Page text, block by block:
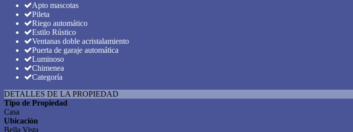
Apto mascotas
Pileta
Riego automático
Estilo Rústico
Ventanas doble acristalamiento
Puerta de garaje automática
Luminoso
Chimenea
Categoría
DETALLES DE LA PROPIEDAD
Tipo de Propiedad
Casa
Ubicación
Bella Vista